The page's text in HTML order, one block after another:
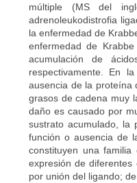
múltiple (MS del
adrenoleukodistrofia
la enfermedad de
enfermedad de
acumulación de
respectivamente. En
ausencia de la proteína
grasos de cadena muy
daño es causado por
sustrato acumulado, la
función o ausencia de
constituyen una
expresión de
por unión del ligando;